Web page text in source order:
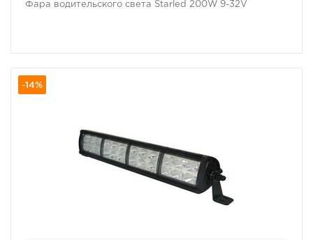
Фара водительского света Starled 200W 9-32V
-14%